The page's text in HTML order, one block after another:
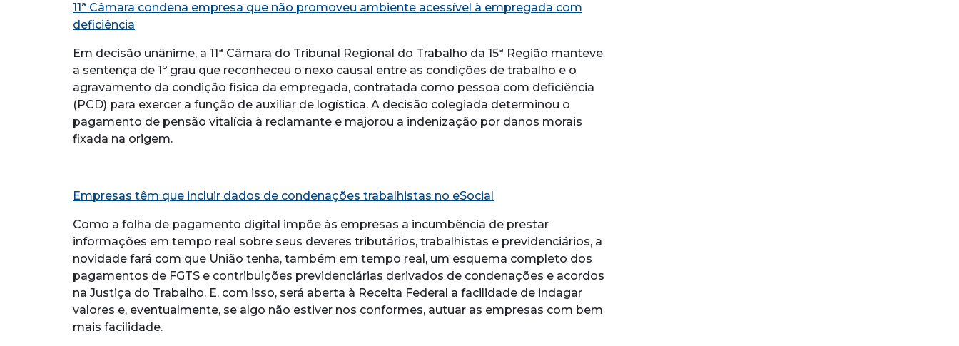
11ª Câmara condena empresa que não promoveu ambiente acessível à empregada com
deficiência
Em decisão unânime, a 11ª Câmara do Tribunal Regional do Trabalho da 15ª Região manteve
a sentença de 1º grau que reconheceu o nexo causal entre as condições de trabalho e o
agravamento da condição física da empregada, contratada como pessoa com deficiência
(PCD) para exercer a função de auxiliar de logística. A decisão colegiada determinou o
pagamento de pensão vitalícia à reclamante e majorou a indenização por danos morais
fixada na origem.
Empresas têm que incluir dados de condenações trabalhistas no eSocial
Como a folha de pagamento digital impõe às empresas a incumbência de prestar
informações em tempo real sobre seus deveres tributários, trabalhistas e previdenciários, a
novidade fará com que União tenha, também em tempo real, um esquema completo dos
pagamentos de FGTS e contribuições previdenciárias derivados de condenações e acordos
na Justiça do Trabalho. E, com isso, será aberta à Receita Federal a facilidade de indagar
valores e, eventualmente, se algo não estiver nos conformes, autuar as empresas com bem
mais facilidade.